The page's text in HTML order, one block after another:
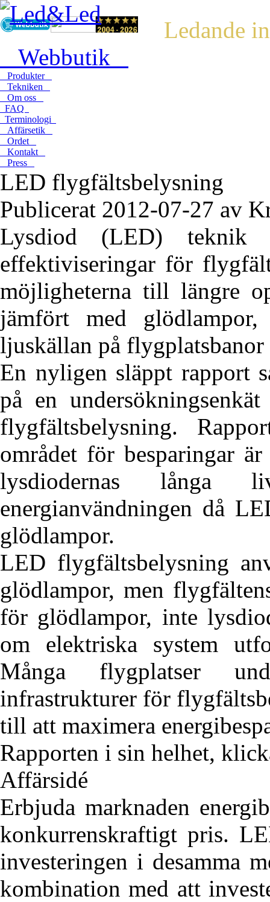
Ledande
Webbutik
Produkter
Tekniken
Om oss
FAQ
Terminologi
Affärsetik
Ordet
Kontakt
Press
LED flygfältsbelysning
Publicerat 2012-07-27 av
Lysdiod (LED) teknik
effektiviseringar för
möjligheterna till längre
jämfört med
ljuskällan på flygplatsbanor
En nyligen släppt rapport
på en
flygfältsbelysning.
området för besparingar
lysdiodernas långa
energianvändningen då
glödlampor.
LED flygfältsbelysning
glödlampor, men
för glödlampor, inte
om elektriska system
Många flygplatser
infrastrukturer för
till att maximera
Rapporten i sin helhet,
Affärsidé
Erbjuda marknaden
konkurrenskraftigt pris.
investeringen i desamma
kombination med att